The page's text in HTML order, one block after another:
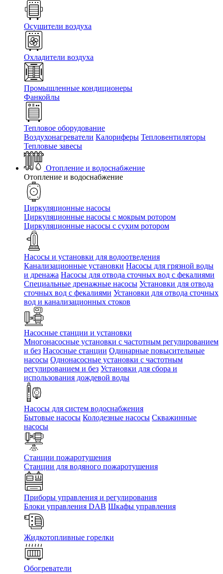
Осушители воздуха
Охладители воздуха
Промышленные кондиционеры
Фанкойлы
Тепловое оборудование
Воздухонагреватели Калориферы Тепловентиляторы
Тепловые завесы
Отопление и водоснабжение
Отопление и водоснабжение
Циркуляционные насосы
Циркуляционные насосы с мокрым ротором
Циркуляционные насосы с сухим ротором
Насосы и установки для водоотведения
Канализационные установки Насосы для грязной воды
и дренажа Насосы для отвода сточных вод c фекалиями
Специальные дренажные насосы Установки для отвода
сточных вод c фекалиями Установки для отвода сточных
вод и канализационных стоков
Насосные станции и установки
Многонасосные установки с частотным регулированием
и без Насосные станции Одинарные повысительные
насосы Однонасосные установки с частотным
регулированием и без Установки для сбора и
использования дождевой воды
Насосы для систем водоснабжения
Бытовые насосы Колодезные насосы Скважинные
насосы
Станции пожаротушения
Станции для водяного пожаротушения
Приборы управления и регулирования
Блоки управления DAB Шкафы управления
Жидкотопливные горелки
Обогреватели